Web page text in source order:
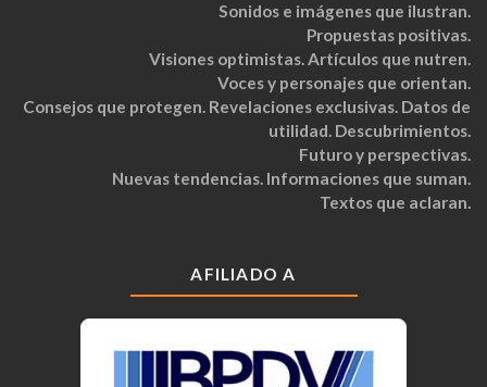
Sonidos e imágenes que ilustran.
Propuestas positivas.
Visiones optimistas. Artículos que nutren.
Voces y personajes que orientan.
Consejos que protegen. Revelaciones exclusivas. Datos de
utilidad. Descubrimientos.
Futuro y perspectivas.
Nuevas tendencias. Informaciones que suman.
Textos que aclaran.
AFILIADO A